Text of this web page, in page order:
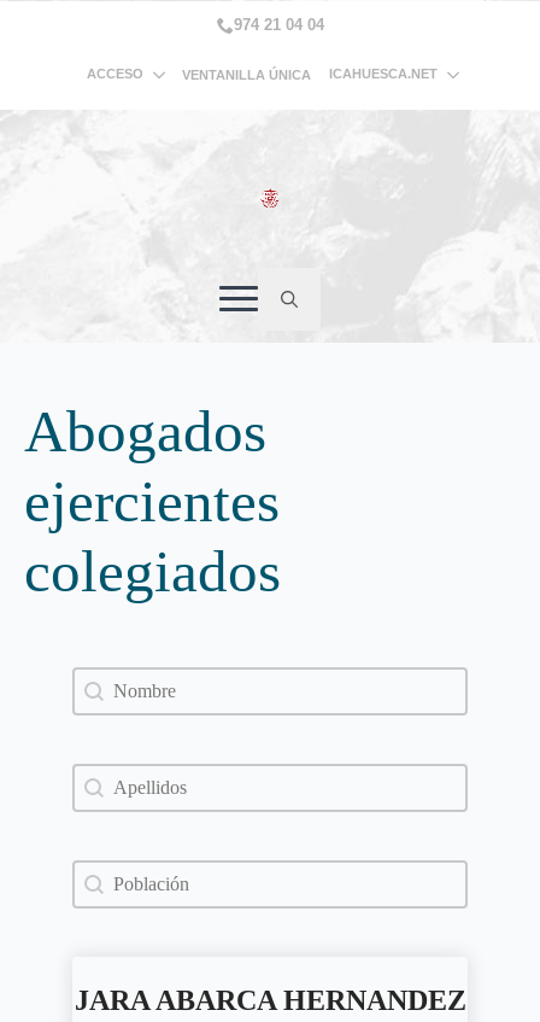
974 21 04 04
ACCESO VENTANILLA ÚNICA ICAHUESCA.NET
Search
Abogados
ejercientes
colegiados
Nombre
Search content
Apellidos
Search content
Población
Search content
JARA ABARCA HERNANDEZ